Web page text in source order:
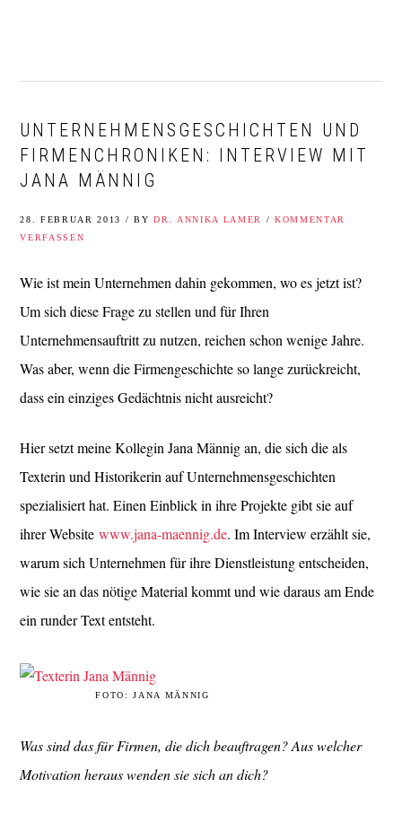
UNTERNEHMENSGESCHICHTEN UND
FIRMENCHRONIKEN: INTERVIEW MIT
JANA MÄNNIG
28. FEBRUAR 2013 / BYDR. ANNIKA LAMER / KOMMENTAR
VERFASSEN
Wie ist mein Unternehmen dahin gekommen, wo es jetzt ist?
Um sich diese Frage zu stellen und für Ihren
Unternehmensauftritt zu nutzen, reichen schon wenige Jahre.
Was aber, wenn die Firmengeschichte so lange zurückreicht,
dass ein einziges Gedächtnis nicht ausreicht?
Hier setzt meine Kollegin Jana Männig an, die sich die als
Texterin und Historikerin auf Unternehmensgeschichten
spezialisiert hat. Einen Einblick in ihre Projekte gibt sie auf
ihrer Websitewww.jana-maennig.de. Im Interview erzählt sie,
warum sich Unternehmen für ihre Dienstleistung entscheiden,
wie sie an das nötige Material kommt und wie daraus am Ende
ein runder Text entsteht.
FOTO: JANA MÄNNIG
Was sind das für Firmen, die dich beauftragen? Aus welcher
Motivation heraus wenden sie sich an dich?